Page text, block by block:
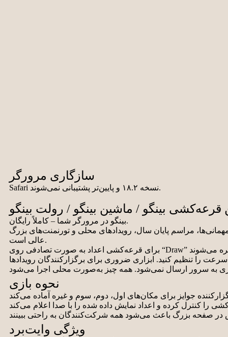
سازگاری مرورگر
Safari نسخه ۱۸.۲ و پایین‌تر پشتیبانی نمی‌شوند.
قرعه‌کشی بینگو / ماشین بینگو / رولت بینگو
بینگو در مرورگر شما – کاملاً رایگان.
مهمانی‌ها، مراسم پایان سال، رویدادهای محلی و تورنمنت‌های بزرگ
عالی است.
نحوه بازی
ویژگی وایت‌برد